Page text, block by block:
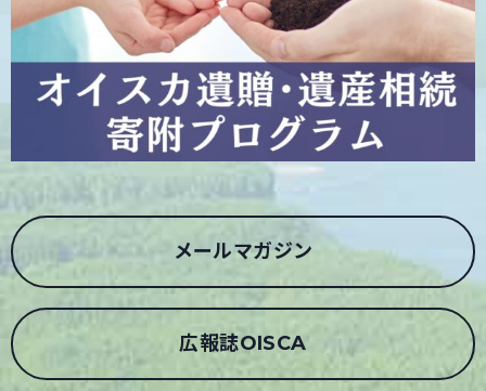
メールマガジン
広報誌OISCA